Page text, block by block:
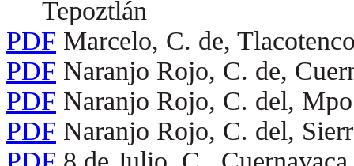
Tepoztlán
PDF Marcelo, C. de,
PDF Naranjo Rojo, C. de,
PDF Naranjo Rojo, C. del,
PDF Naranjo Rojo, C. del,